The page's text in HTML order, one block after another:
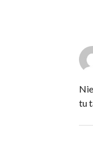
tu